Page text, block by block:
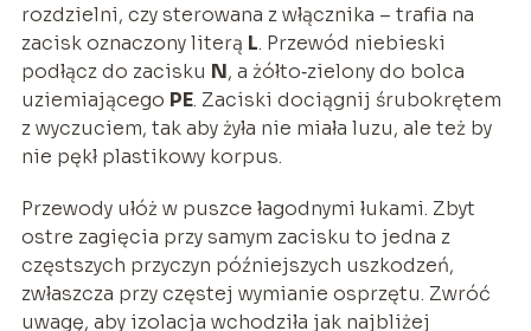
rozdzielni, czy sterowana z włącznika – trafia na
zacisk oznaczony literą L. Przewód niebieski
podłącz do zacisku N, a żółto‑zielony do bolca
uziemiającego PE. Zaciski dociągnij śrubokrętem
z wyczuciem, tak aby żyła nie miała luzu, ale też by
nie pękł plastikowy korpus.
Przewody ułóż w puszce łagodnymi łukami. Zbyt
ostre zagięcia przy samym zacisku to jedna z
częstszych przyczyn późniejszych uszkodzeń,
zwłaszcza przy częstej wymianie osprzętu. Zwróć
uwagę, aby izolacja wchodziła jak najbliżej